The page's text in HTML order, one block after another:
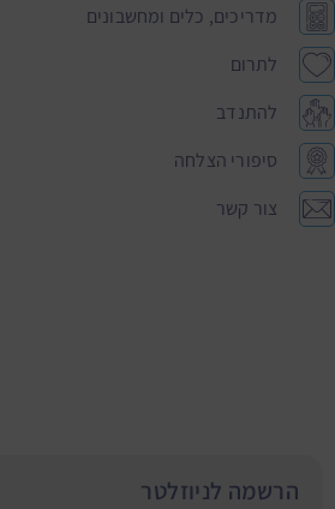
מדריכים, כלים ומחשבונים
לתרום
להתנדב
סיפורי הצלחה
צור קשר
הרשמה לניוזלטר